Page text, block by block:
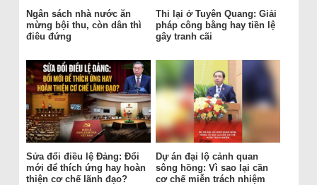
Ngân sách nhà nước ăn
mừng bội thu, còn dân thì
điêu đứng
Thi lại ở Tuyên Quang: Giải
pháp công bằng hay tiền lệ
gây tranh cãi
Sửa đổi điều lệ Đảng: Đổi
mới để thích ứng hay hoàn
thiện cơ chế lãnh đạo?
Dự án đại lộ cảnh quan
sông hồng: Vì sao lại cần
cơ chế miễn trách nhiệm